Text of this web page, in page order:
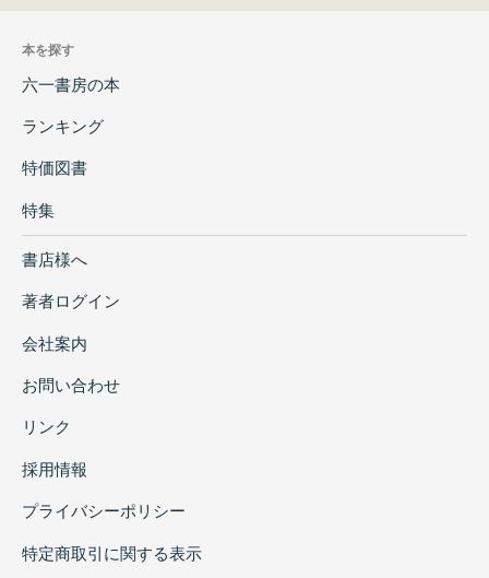
本を探す
六一書房の本
ランキング
特価図書
特集
書店様へ
著者ログイン
会社案内
お問い合わせ
リンク
採用情報
プライバシーポリシー
特定商取引に関する表示